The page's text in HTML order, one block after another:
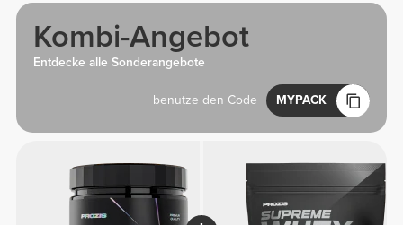
Kombi-Angebot
Entdecke alle Sonderangebote
benutze den Code MYPACK